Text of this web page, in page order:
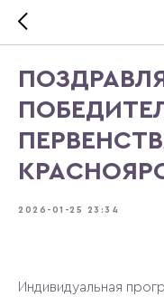
2026-01-25 23:34
Индивидуальная